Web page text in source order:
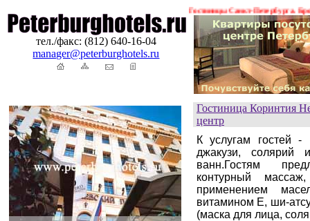
тел./факс: (812) 640-16-04
manager@peterburghotels.ru
Гостиницы Санкт-Петербурга.
Гостиница Коринтия
центр
К услугам гостей -
джакузи, солярий
ванн.Гостям
контурный
применением
витамином Е, ши-
(маска для лица,